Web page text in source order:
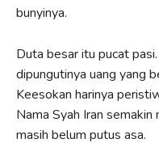
bunyinya.
Duta besar itu pucat
dipungutinya uang yang
Keesokan harinya
Nama Syah Iran semakin
masih belum putus asa.